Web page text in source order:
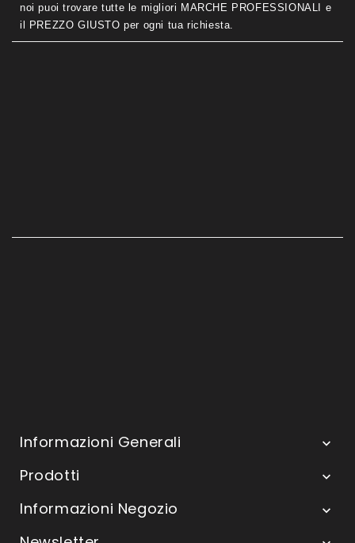
noi puoi trovare tutte le migliori MARCHE PROFESSIONALI e
il PREZZO GIUSTO per ogni tua richiesta.
Informazioni Generali 
Prodotti 
Informazioni Negozio 